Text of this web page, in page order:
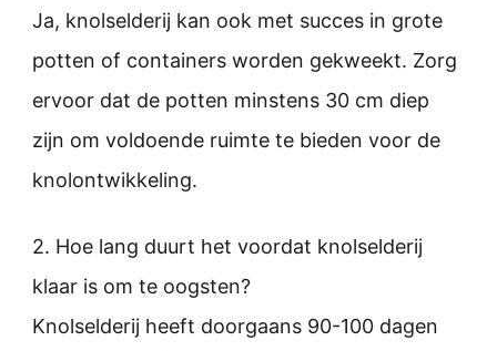
Ja, knolselderij kan ook met succes in grote
potten of containers worden gekweekt. Zorg
ervoor dat de potten minstens 30 cm diep
zijn om voldoende ruimte te bieden voor de
knolontwikkeling.
2. Hoe lang duurt het voordat knolselderij
klaar is om te oogsten?
Knolselderij heeft doorgaans 90-100 dagen